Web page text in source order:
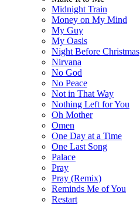
Midnight Train
Money on My Mind
My Guy
My Oasis
Night Before Christmas
Nirvana
No God
No Peace
Not in That Way
Nothing Left for You
Oh Mother
Omen
One Day at a Time
One Last Song
Palace
Pray
Pray (Remix)
Reminds Me of You
Restart